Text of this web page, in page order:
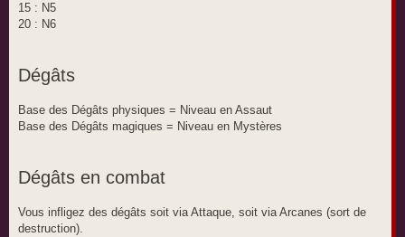
15 : N5
20 : N6
Dégâts
Base des Dégâts physiques = Niveau en Assaut
Base des Dégâts magiques = Niveau en Mystères
Dégâts en combat
Vous infligez des dégâts soit via Attaque, soit via Arcanes (sort de
destruction).